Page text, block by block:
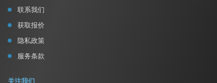
联系我们
获取报价
隐私政策
服务条款
关注我们